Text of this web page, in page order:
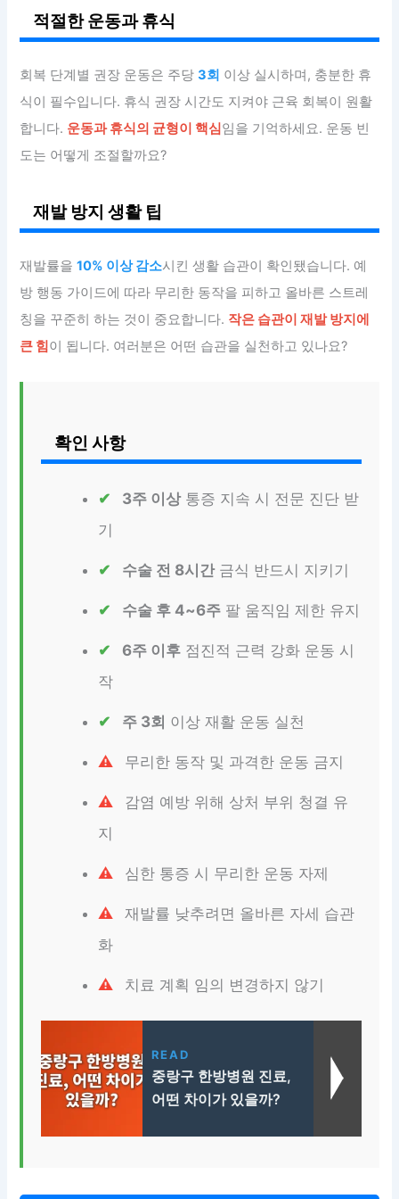
적절한 운동과 휴식
회복 단계별 권장 운동은 주당3회 이상 실시하며, 충분한 휴
식이 필수입니다. 휴식 권장 시간도 지켜야 근육 회복이 원활
합니다. 운동과 휴식의 균형이 핵심임을 기억하세요. 운동 빈
도는 어떻게 조절할까요?
재발 방지 생활 팁
재발률을10% 이상 감소시킨 생활 습관이 확인됐습니다. 예
방 행동 가이드에 따라 무리한 동작을 피하고 올바른 스트레
칭을 꾸준히 하는 것이 중요합니다. 작은 습관이 재발 방지에
큰 힘이 됩니다. 여러분은 어떤 습관을 실천하고 있나요?
확인 사항
3주 이상통증 지속 시 전문 진단 받
기
수술 전 8시간금식 반드시 지키기
수술 후 4~6주 팔 움직임 제한 유지
6주 이후 점진적 근력 강화 운동 시
작
주 3회 이상 재활 운동 실천
무리한 동작 및 과격한 운동 금지
감염 예방 위해 상처 부위 청결 유
지
심한 통증 시 무리한 운동 자제
재발률 낮추려면 올바른 자세 습관
화
치료 계획 임의 변경하지 않기
READ
중랑구 한방병원 진료,
어떤 차이가 있을까?